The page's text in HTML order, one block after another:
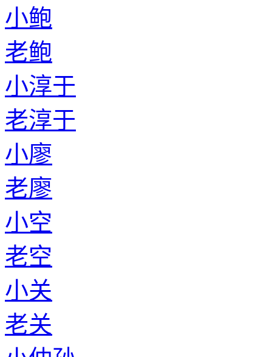
小鲍
老鲍
小淳于
老淳于
小廖
老廖
小空
老空
小关
老关